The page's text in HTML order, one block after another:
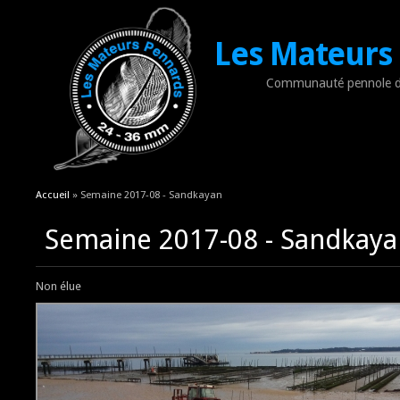
Les
Communauté pennole
Vous êtes ici
Accueil » Semaine 2017-08 - Sandkayan
Semaine 2017-08 -
Non élue